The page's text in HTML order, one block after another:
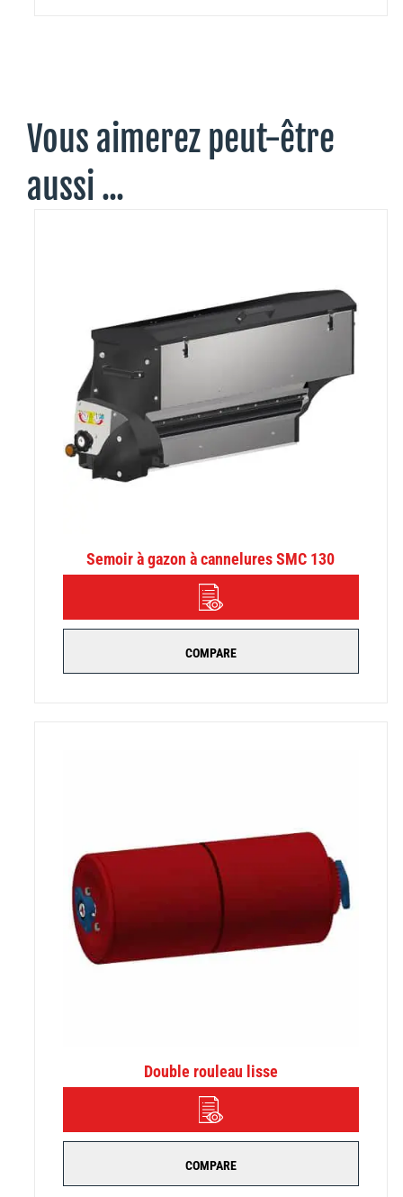
Vous aimerez peut-être
aussi ...
Semoir à gazon à cannelures SMC 130
COMPARE
DÉTAILS
Double rouleau lisse
COMPARE
DÉTAILS